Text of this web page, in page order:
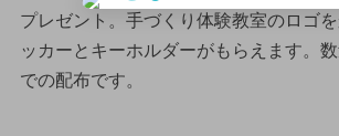
プレゼント。手づくり体験教室のロゴ
ッカーとキーホルダーがもらえます。
での配布です。